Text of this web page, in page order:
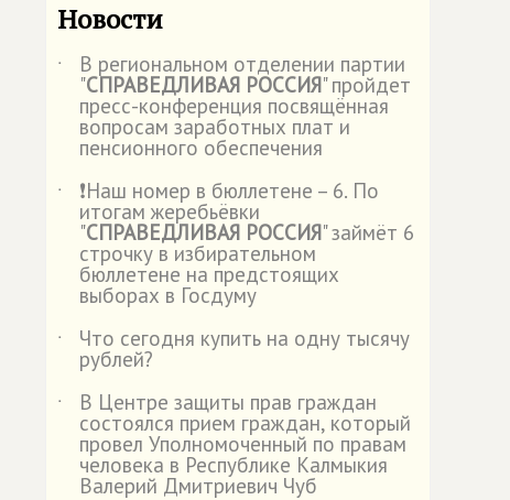
Новости
˙ В региональном отделении партии
"СПРАВЕДЛИВАЯ РОССИЯ" пройдет
пресс-конференция посвящённая
вопросам заработных плат и
пенсионного обеспечения
˙
❗Наш номер в бюллетене – 6. По
итогам жеребьёвки
"СПРАВЕДЛИВАЯ РОССИЯ" займёт 6
строчку в избирательном
бюллетене на предстоящих
выборах в Госдуму
˙
Что сегодня купить на одну тысячу
рублей?
˙
В Центре защиты прав граждан
состоялся прием граждан, который
провел Уполномоченный по правам
человека в Республике Калмыкия
Валерий Дмитриевич Чуб